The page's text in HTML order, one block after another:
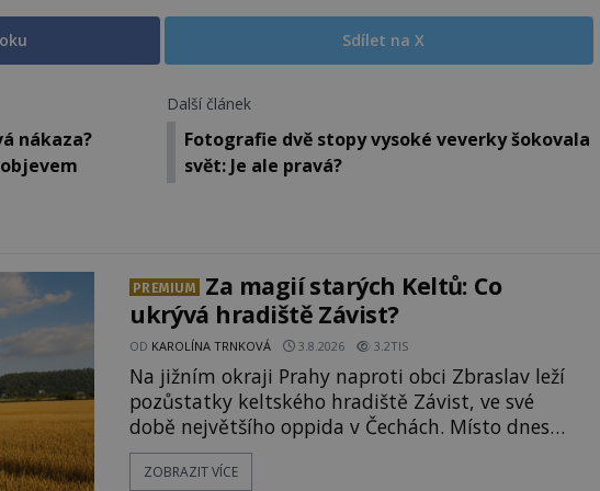
Sdílet na X
nákaza?
Další článek
Fotografie dvě stopy vysoké veverky šokovala
svět: Je ale pravá?
PREMIUM
Za magií starých Keltů: Co
ukrývá hradiště Závist?
OD KAROLÍNA TRNKOVÁ 3.8.2026 3.2TIS
Na jižním okraji Prahy naproti obci Zbraslav leží
pozůstatky keltského hradiště Závist, ve své
době největšího oppida v Čechách. Místo dnes
pokrývá les, zbytky po kdysi monumentálním
hradišti jsou ale v terénu patrné stále. Co dalšího
ZOBRAZIT VÍCE